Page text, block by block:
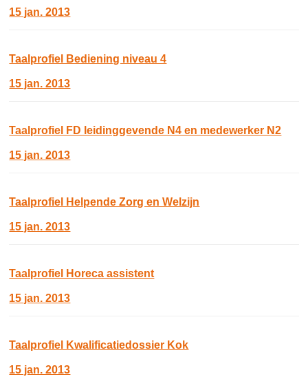
15 jan. 2013
Taalprofiel Bediening niveau 4
15 jan. 2013
Taalprofiel FD leidinggevende N4 en medewerker N2
15 jan. 2013
Taalprofiel Helpende Zorg en Welzijn
15 jan. 2013
Taalprofiel Horeca assistent
15 jan. 2013
Taalprofiel Kwalificatiedossier Kok
15 jan. 2013